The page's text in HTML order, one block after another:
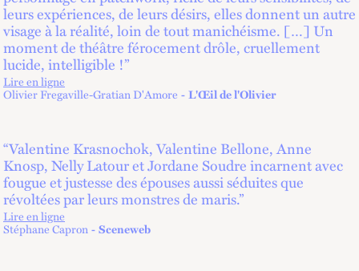
leurs expériences, de leurs désirs, elles donnent un autre
visage à la réalité, loin de tout manichéisme. […] Un
moment de théâtre férocement drôle, cruellement
lucide, intelligible !”
Lire en ligne
Olivier Fregaville-Gratian D'Amore L'Œil de l'Olivier
“Valentine Krasnochok, Valentine Bellone, Anne
Knosp, Nelly Latour et Jordane Soudre incarnent avec
fougue et justesse des épouses aussi séduites que
révoltées par leurs monstres de maris.”
Lire en ligne
Stéphane Capron Sceneweb